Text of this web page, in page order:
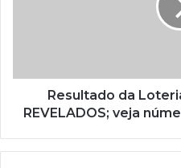
Resultado da
REVELADOS; veja